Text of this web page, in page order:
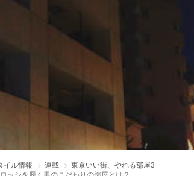
イル情報 連載
東京いい街、やれる部屋3
ッシを履く男のこだわりの部屋とは？